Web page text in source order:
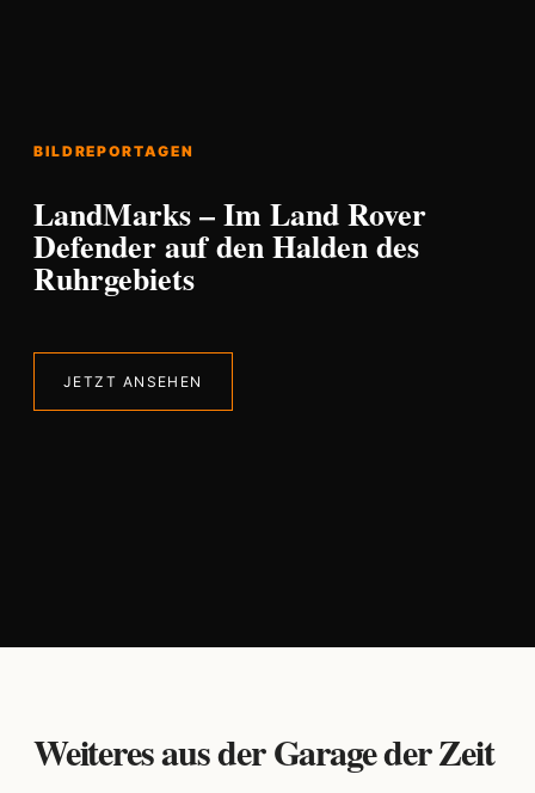
BILDREPORTAGEN
LandMarks – Im Land Rover
Defender auf den Halden des
Ruhrgebiets
JETZT ANSEHEN
Weiteres aus der Garage der Zeit